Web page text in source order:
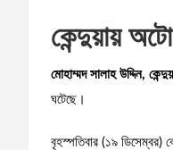
কেন্দুয়ায়
মোহাম্মদ সালাহ উদ্দিন,
ঘটেছে।
বৃহস্পতিবার (১৯ ডিসেম্বর)